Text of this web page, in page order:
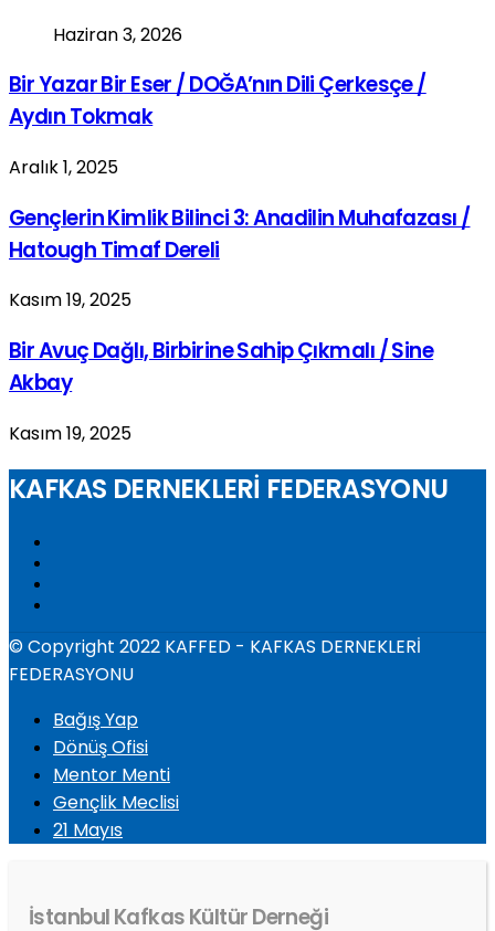
Haziran 3, 2026
Bir Yazar Bir Eser / DOĞA’nın Dili Çerkesçe /
Aydın Tokmak
Aralık 1, 2025
Gençlerin Kimlik Bilinci 3: Anadilin Muhafazası /
Hatough Timaf Dereli
Kasım 19, 2025
Bir Avuç Dağlı, Birbirine Sahip Çıkmalı / Sine
Akbay
Kasım 19, 2025
KAFKAS DERNEKLERİ FEDERASYONU
© Copyright 2022 KAFFED - KAFKAS DERNEKLERİ
FEDERASYONU
Bağış Yap
Dönüş Ofisi
Mentor Menti
Gençlik Meclisi
21 Mayıs
İstanbul Kafkas Kültür Derneği